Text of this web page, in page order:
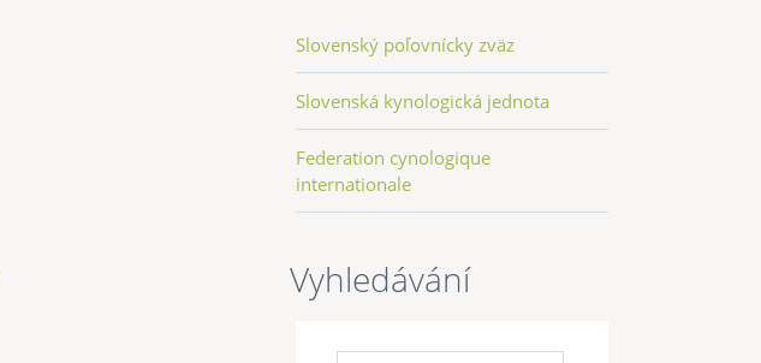
Slovenský poľovnícky zväz
Slovenská kynologická jednota
Federation cynologique
internationale
Vyhledávání